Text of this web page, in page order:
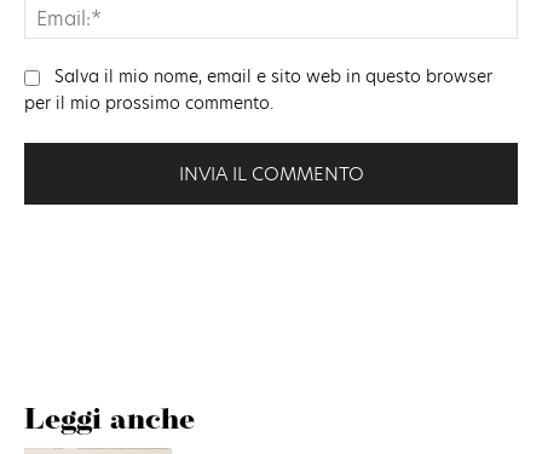
Leggi anche
Salva il mio nome, email e sito web in questo browser
per il mio prossimo commento.